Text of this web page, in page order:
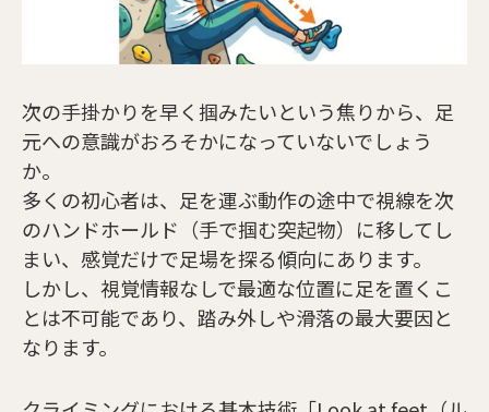
次の手掛かりを早く掴みたいという焦りから、足
元への意識がおろそかになっていないでしょう
か。
多くの初心者は、足を運ぶ動作の途中で視線を次
のハンドホールド（手で掴む突起物）に移してし
まい、感覚だけで足場を探る傾向にあります。
しかし、視覚情報なしで最適な位置に足を置くこ
とは不可能であり、踏み外しや滑落の最大要因と
なります。